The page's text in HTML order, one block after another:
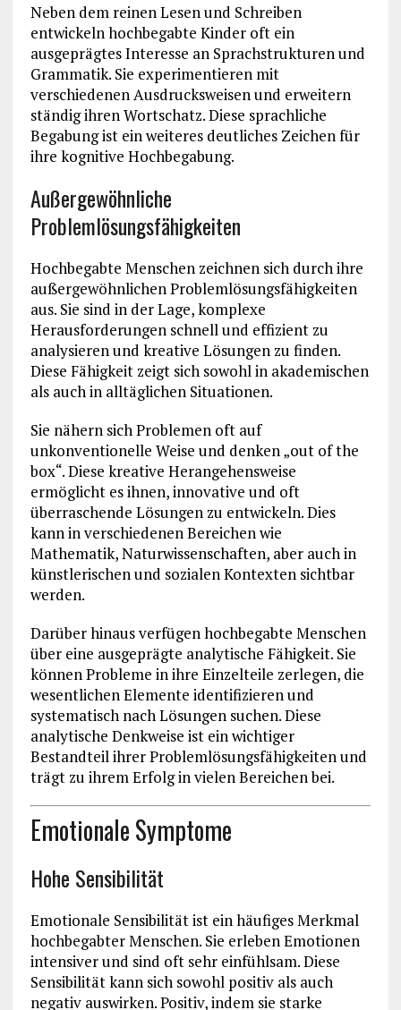
Neben dem reinen Lesen und Schreiben
entwickeln hochbegabte Kinder oft ein
ausgeprägtes Interesse an Sprachstrukturen und
Grammatik. Sie experimentieren mit
verschiedenen Ausdrucksweisen und erweitern
ständig ihren Wortschatz. Diese sprachliche
Begabung ist ein weiteres deutliches Zeichen für
ihre kognitive Hochbegabung.
Außergewöhnliche
Problemlösungsfähigkeiten
Hochbegabte Menschen zeichnen sich durch ihre
außergewöhnlichen Problemlösungsfähigkeiten
aus. Sie sind in der Lage, komplexe
Herausforderungen schnell und effizient zu
analysieren und kreative Lösungen zu finden.
Diese Fähigkeit zeigt sich sowohl in akademischen
als auch in alltäglichen Situationen.
Sie nähern sich Problemen oft auf
unkonventionelle Weise und denken „out of the
box“. Diese kreative Herangehensweise
ermöglicht es ihnen, innovative und oft
überraschende Lösungen zu entwickeln. Dies
kann in verschiedenen Bereichen wie
Mathematik, Naturwissenschaften, aber auch in
künstlerischen und sozialen Kontexten sichtbar
werden.
Darüber hinaus verfügen hochbegabte Menschen
über eine ausgeprägte analytische Fähigkeit. Sie
können Probleme in ihre Einzelteile zerlegen, die
wesentlichen Elemente identifizieren und
systematisch nach Lösungen suchen. Diese
analytische Denkweise ist ein wichtiger
Bestandteil ihrer Problemlösungsfähigkeiten und
trägt zu ihrem Erfolg in vielen Bereichen bei.
Emotionale Symptome
Hohe Sensibilität
Emotionale Sensibilität ist ein häufiges Merkmal
hochbegabter Menschen. Sie erleben Emotionen
intensiver und sind oft sehr einfühlsam. Diese
Sensibilität kann sich sowohl positiv als auch
negativ auswirken. Positiv, indem sie starke